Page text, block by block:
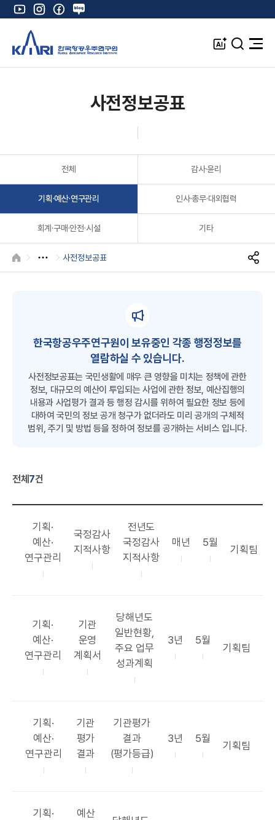
유
튜
인
스
타
그
램
페
이
북
네
이
블
로
K
A
R
I
한
A
검
전
사전정보공표
전체 감사·윤리
기획·예산·연구관리 인사·총무·대외협력
회계·구매·안전·시설 기타
HOME 사전정보공표
S
N
한국항공우주연구원이 보유중인 각종 행정정보를
열람하실 수 있습니다.
사전정보공표는 국민생활에 매우 큰 영향을 미치는 정책에 관한
정보, 대규모의 예산이 투입되는 사업에 관한 정보, 예산집행의
내용과 사업평가 결과 등 행정 감시를 위하여 필요한 정보 등에
대하여 국민의 정보 공개 청구가 없더라도 미리 공개의 구체적
범위, 주기 및 방법 등을 정하여 정보를 공개하는 서비스 입니다.
전체 7건
카
테
고
기획·
예산·
연구관리
공
표
국정감사
지적사항
공
표
항
전년도
국정감사
지적사항
공
매년
공
표
5월
부
기획팀
카
테
고
기획·
예산·
연구관리
공
표
목
기관
운영
계획서
공
표
항
목
당해년도
일반현황,
주요 업무
성과계획
공
표
3년
공
표
5월
부
기획팀
카
테
고
기획·
예산·
연구관리
공
표
목
기관
평가
결과
공
항
기관평가
결과
(평가등급)
공
표
3년
공
표
5월
부
기획팀
카
기획·
공
예산